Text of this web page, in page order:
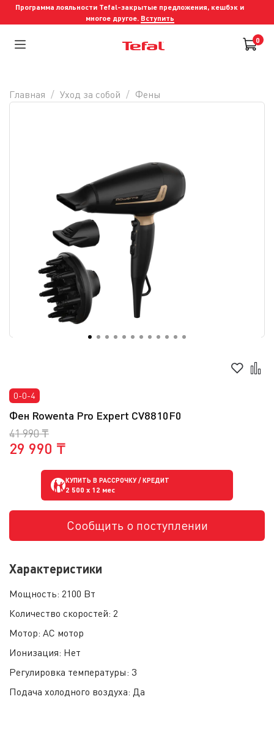
Программа лояльности Tefal-закрытые предложения, кешбэк и
многое другое. Вступить
0
0-0-4
Фен Rowenta Pro Expert CV8810F0
41 990 ₸
29 990 ₸
КУПИТЬ В РАССРОЧКУ / КРЕДИТ
2 500 x 12 мес
Сообщить о поступлении
Характеристики
Мощность: 2100 Вт
Количество скоростей: 2
Мотор: AC мотор
Ионизация: Нет
Регулировка температуры: 3
Подача холодного воздуха: Да
Главная Уход за собой Фены